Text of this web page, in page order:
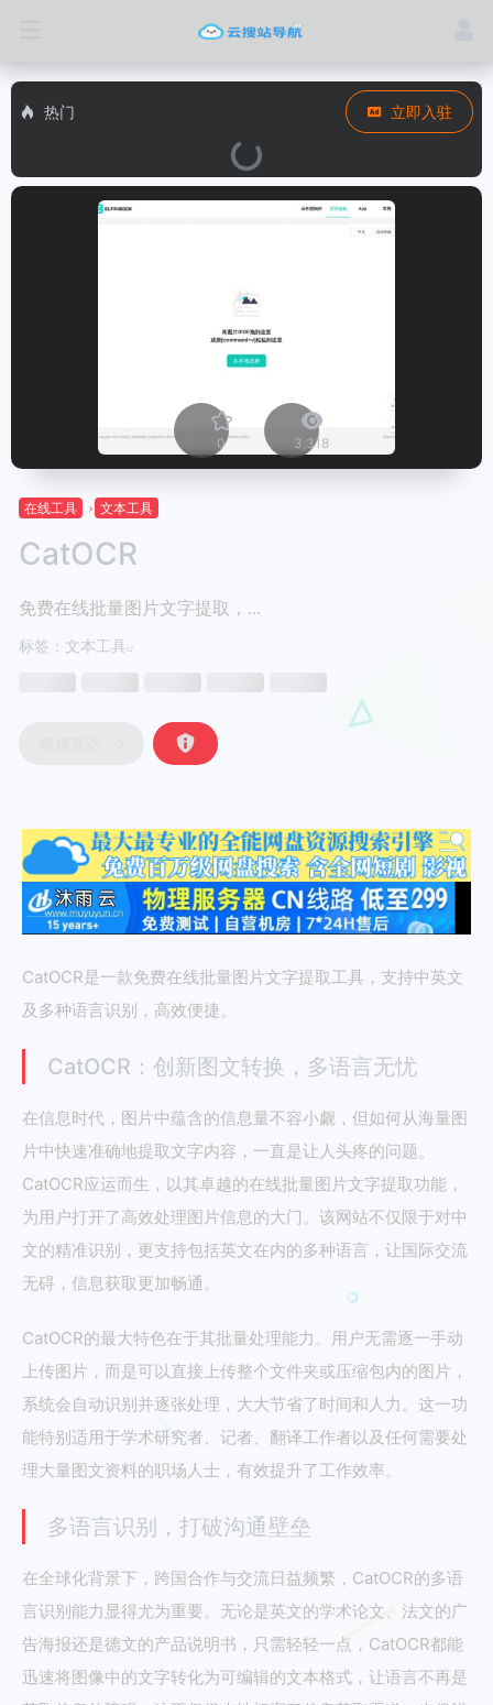
热门 立即入驻
0 3,318
在线工具 文本工具
CatOCR
免费在线批量图片文字提取，...
标签： 文本工具
CatOCR是一款免费在线批量图片文字提取工具，支持中英文
及多种语言识别，高效便捷。
CatOCR：创新图文转换，多语言无忧
在信息时代，图片中蕴含的信息量不容小觑，但如何从海量图
片中快速准确地提取文字内容，一直是让人头疼的问题。
CatOCR应运而生，以其卓越的在线批量图片文字提取功能，
为用户打开了高效处理图片信息的大门。该网站不仅限于对中
文的精准识别，更支持包括英文在内的多种语言，让国际交流
无碍，信息获取更加畅通。
CatOCR的最大特色在于其批量处理能力。用户无需逐一手动
上传图片，而是可以直接上传整个文件夹或压缩包内的图片，
系统会自动识别并逐张处理，大大节省了时间和人力。这一功
能特别适用于学术研究者、记者、翻译工作者以及任何需要处
理大量图文资料的职场人士，有效提升了工作效率。
多语言识别，打破沟通壁垒
在全球化背景下，跨国合作与交流日益频繁，CatOCR的多语
言识别能力显得尤为重要。无论是英文的学术论文、法文的广
告海报还是德文的产品说明书，只需轻轻一点，CatOCR都能
迅速将图像中的文字转化为可编辑的文本格式，让语言不再是